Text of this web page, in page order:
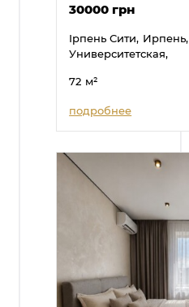
30000 грн
Ірпень Сити, Ирпень,
Университетская,
72 м²
подробнее